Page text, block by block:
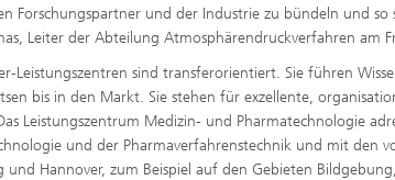
Forschungspartner und der Industrie zu bündeln und
Leiter der Abteilung Atmosphärendruckverfahren am
Leistungszentren sind transferorientiert. Sie führen
bis in den Markt. Sie stehen für exzellente,
Leistungszentrum Medizin- und Pharmatechnologie
und der Pharmaverfahrenstechnik und mit den
und Hannover, zum Beispiel auf den Gebieten